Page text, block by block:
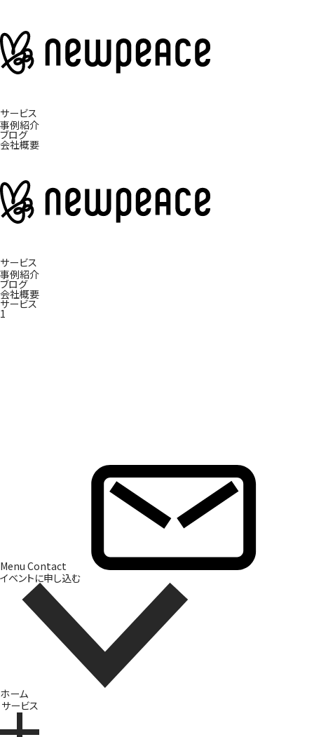
サービス
事例紹介
ブログ
会社概要
サービス
事例紹介
ブログ
会社概要
サービス
1
Menu Contact
イベントに申し込む
ホーム
サービス